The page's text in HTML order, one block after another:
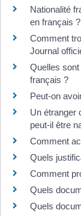
Nationalité
en français ?
Comment
Journal
Quelles
français ?
Peut-on
Un étranger
peut-il être
Comment
Quels
Comment
Quels
Quels